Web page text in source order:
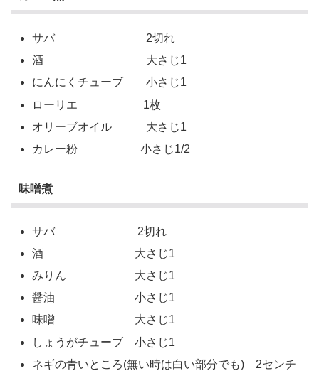
サバ 2切れ
酒 大さじ1
にんにくチューブ 小さじ1
ローリエ 1枚
オリーブオイル 大さじ1
カレー粉 小さじ1/2
味噌煮
サバ 2切れ
酒 大さじ1
みりん 大さじ1
醤油 小さじ1
味噌 大さじ1
しょうがチューブ 小さじ1
ネギの青いところ(無い時は白い部分でも) 2センチ